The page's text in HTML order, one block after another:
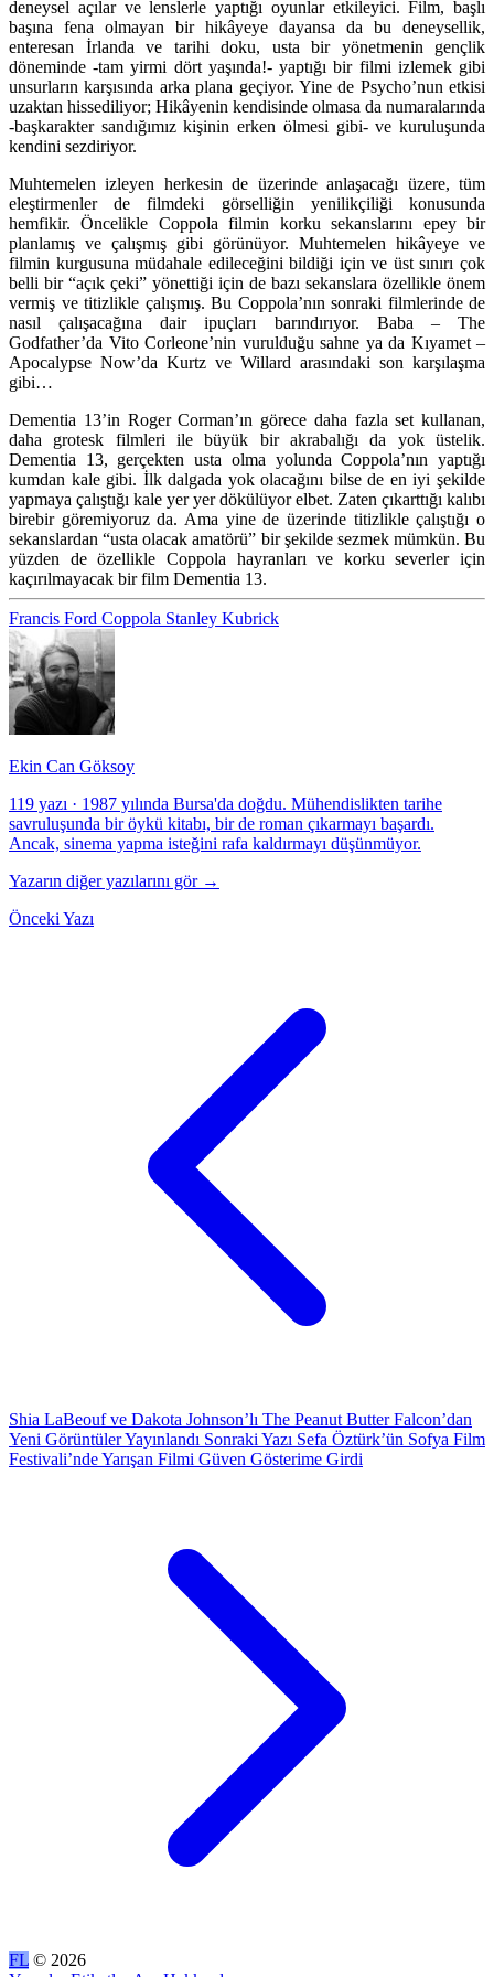
deneysel açılar ve lenslerle yaptığı oyunlar etkileyici. Film, başlı
başına fena olmayan bir hikâyeye dayansa da bu deneysellik,
enteresan İrlanda ve tarihi doku, usta bir yönetmenin gençlik
döneminde -tam yirmi dört yaşında!- yaptığı bir filmi izlemek gibi
unsurların karşısında arka plana geçiyor. Yine de Psycho’nun etkisi
uzaktan hissediliyor; Hikâyenin kendisinde olmasa da numaralarında
-başkarakter sandığımız kişinin erken ölmesi gibi- ve kuruluşunda
kendini sezdiriyor.
Muhtemelen izleyen herkesin de üzerinde anlaşacağı üzere, tüm
eleştirmenler de filmdeki görselliğin yenilikçiliği konusunda
hemfikir. Öncelikle Coppola filmin korku sekanslarını epey bir
planlamış ve çalışmış gibi görünüyor. Muhtemelen hikâyeye ve
filmin kurgusuna müdahale edileceğini bildiği için ve üst sınırı çok
belli bir “açık çeki” yönettiği için de bazı sekanslara özellikle önem
vermiş ve titizlikle çalışmış. Bu Coppola’nın sonraki filmlerinde de
nasıl çalışacağına dair ipuçları barındırıyor. Baba – The
Godfather’da Vito Corleone’nin vurulduğu sahne ya da Kıyamet –
Apocalypse Now’da Kurtz ve Willard arasındaki son karşılaşma
gibi…
Dementia 13’in Roger Corman’ın görece daha fazla set kullanan,
daha grotesk filmleri ile büyük bir akrabalığı da yok üstelik.
Dementia 13, gerçekten usta olma yolunda Coppola’nın yaptığı
kumdan kale gibi. İlk dalgada yok olacağını bilse de en iyi şekilde
yapmaya çalıştığı kale yer yer dökülüyor elbet. Zaten çıkarttığı kalıbı
birebir göremiyoruz da. Ama yine de üzerinde titizlikle çalıştığı o
sekanslardan “usta olacak amatörü” bir şekilde sezmek mümkün. Bu
yüzden de özellikle Coppola hayranları ve korku severler için
kaçırılmayacak bir film Dementia 13.
Francis Ford Coppola Stanley Kubrick
Ekin Can Göksoy
119 yazı · 1987 yılında Bursa'da doğdu. Mühendislikten tarihe
savruluşunda bir öykü kitabı, bir de roman çıkarmayı başardı.
Ancak, sinema yapma isteğini rafa kaldırmayı düşünmüyor.
Yazarın diğer yazılarını gör →
Önceki Yazı
Shia LaBeouf ve Dakota Johnson’lı The Peanut Butter Falcon’dan
Yeni Görüntüler Yayınlandı Sonraki Yazı Sefa Öztürk’ün Sofya Film
Festivali’nde Yarışan Filmi Güven Gösterime Girdi
FL © 2026